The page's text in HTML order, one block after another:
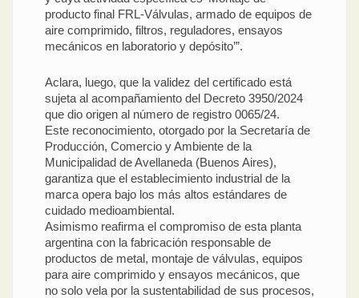
producto final FRL-Válvulas, armado de equipos de
aire comprimido, filtros, reguladores, ensayos
mecánicos en laboratorio y depósito’”.
Aclara, luego, que la validez del certificado está
sujeta al acompañamiento del Decreto 3950/2024
que dio origen al número de registro 0065/24.
Este reconocimiento, otorgado por la Secretaría de
Producción, Comercio y Ambiente de la
Municipalidad de Avellaneda (Buenos Aires),
garantiza que el establecimiento industrial de la
marca opera bajo los más altos estándares de
cuidado medioambiental.
Asimismo reafirma el compromiso de esta planta
argentina con la fabricación responsable de
productos de metal, montaje de válvulas, equipos
para aire comprimido y ensayos mecánicos, que
no solo vela por la sustentabilidad de sus procesos,